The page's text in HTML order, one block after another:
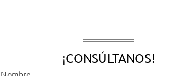
¡CONSÚLTANOS!
Nombre